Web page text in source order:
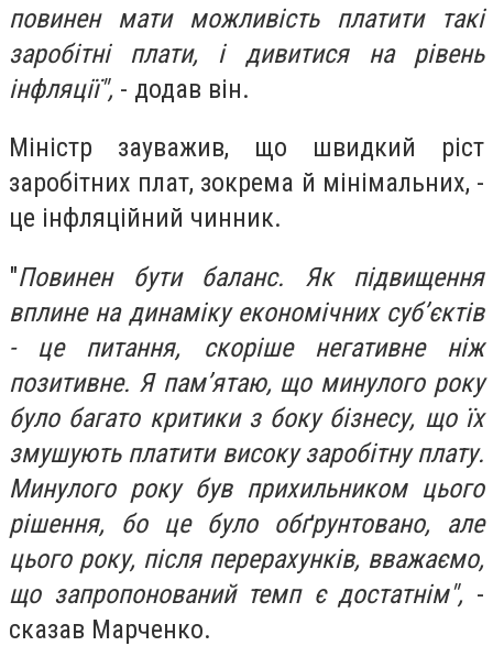
повинен мати можливість платити такі
заробітні плати, і дивитися на рівень
інфляції", - додав він.
Міністр зауважив, що швидкий ріст
заробітних плат, зокрема й мінімальних, -
це інфляційний чинник.
"Повинен бути баланс. Як підвищення
вплине на динаміку економічних суб’єктів
- це питання, скоріше негативне ніж
позитивне. Я пам’ятаю, що минулого року
було багато критики з боку бізнесу, що їх
змушують платити високу заробітну плату.
Минулого року був прихильником цього
рішення, бо це було обґрунтовано, але
цього року, після перерахунків, вважаємо,
що запропонований темп є достатнім", -
сказав Марченко.